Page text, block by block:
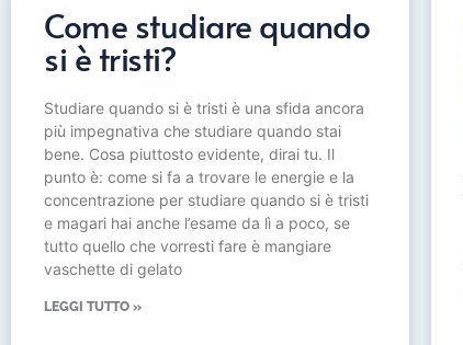
Come studiare quando
si è tristi?
Studiare quando si è tristi è una sfida ancora
più impegnativa che studiare quando stai
bene. Cosa piuttosto evidente, dirai tu. Il
punto è: come si fa a trovare le energie e la
concentrazione per studiare quando si è tristi
e magari hai anche l’esame da lì a poco, se
tutto quello che vorresti fare è mangiare
vaschette di gelato
LEGGI TUTTO »